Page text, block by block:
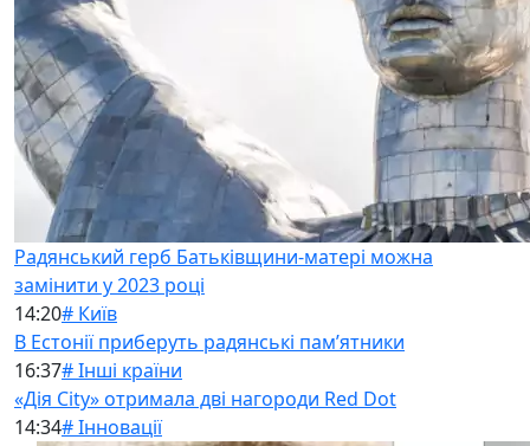
Радянський герб Батьківщини-матері можна
замінити у 2023 році
14:20# Київ
В Естонії приберуть радянські памʼятники
16:37# Інші країни
«Дія City» отримала дві нагороди Red Dot
14:34# Інновації